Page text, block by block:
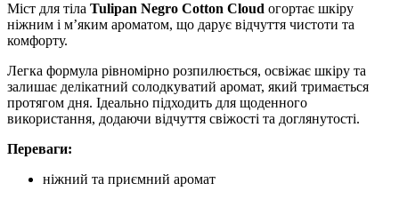
Міст для тіла Tulipan Negro Cotton Cloud огортає шкіру
ніжним і м’яким ароматом, що дарує відчуття чистоти та
комфорту.
Легка формула рівномірно розпилюється, освіжає шкіру та
залишає делікатний солодкуватий аромат, який тримається
протягом дня. Ідеально підходить для щоденного
використання, додаючи відчуття свіжості та доглянутості.
Переваги:
ніжний та приємний аромат